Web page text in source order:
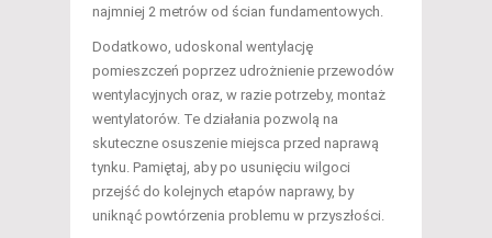
najmniej 2 metrów od ścian fundamentowych.
Dodatkowo, udoskonal wentylację
pomieszczeń poprzez udrożnienie przewodów
wentylacyjnych oraz, w razie potrzeby, montaż
wentylatorów. Te działania pozwolą na
skuteczne osuszenie miejsca przed naprawą
tynku. Pamiętaj, aby po usunięciu wilgoci
przejść do kolejnych etapów naprawy, by
uniknąć powtórzenia problemu w przyszłości.